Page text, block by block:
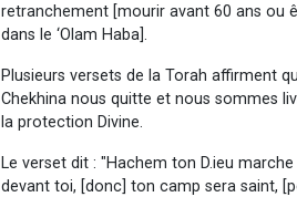
retranchement [mourir avant 60 ans ou
dans le ‘Olam Haba].
Plusieurs versets de la Torah affirment
Chekhina nous quitte et nous sommes
la protection Divine.
Le verset dit : "Hachem ton D.ieu
devant toi, [donc] ton camp sera saint,